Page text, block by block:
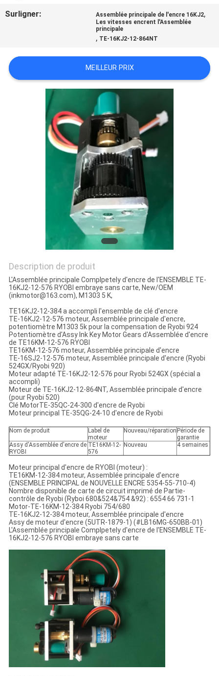
DEMANDEZ
PLAN
PRIVACY
Surligner: Assemblée principale de l'encre 16KJ2,
Les vitesses encrent l'Assemblée
principale
, TE-16KJ2-12-864NT
MEILLEUR PRIX
Description de produit
L'Assemblée principale Complpetely d'encre de l'ENSEMBLE TE-
16KJ2-12-576 RYOBI embraye sans carte, New/OEM
(inkmotor@163.com), M1303 5 K,
TE16KJ2-12-384 a accompli l'ensemble de clé d'encre
TE-16KJ2-12-576 moteur, Assemblée principale d'encre,
potentiomètre M1303 5k pour la compensation de Ryobi 924
Potentiomètre d'Assy Ink Key Motor Gears d'Assemblée d'encre
de TE16KM-12-576 RYOBI
TE16KM-12-576 moteur, Assemblée principale d'encre
TE-16SJ2-12-576 moteur, Assemblée principale d'encre (Ryobi
524GX/Ryobi 920)
Moteur adapté TE-16KJ2-12-576 pour Ryobi 524GX (spécial a
accompli)
Moteur de TE-16KJ2-12-864NT, Assemblée principale d'encre
(pour Ryobi 520)
Clé MotorTE-35QC-24-300 d'encre de Ryobi
Moteur principal TE-35QG-24-10 d'encre de Ryobi
Nom de produit
Label de
moteur
Nouveau/réparation Période de
garantie
Assy d'Assemblée d'encre de
RYOBI
TE16KM-12-
576
Nouveau 4 semaines
Moteur principal d'encre de RYOBI (moteur) :
TE16KM-12-384 moteur, Assemblée principale d'encre
(ENSEMBLE PRINCIPAL de NOUVELLE ENCRE 5354-55-710-4)
Nombre disponible de carte de circuit imprimé de Partie-
contrôle de Ryobi (Ryboi 680&524&754 &92) : 6554 66 731-1
Motor-TE-16KM-12-384 Ryobi 754/680
TE-16KJ2-12-384 moteur, Assemblée principale d'encre
Assy de moteur d'encre (5UTR-1879-1) (#LB16MG-650BB-01)
L'Assemblée principale Complpetely d'encre de l'ENSEMBLE TE-
16KJ2-12-576 RYOBI embraye sans carte